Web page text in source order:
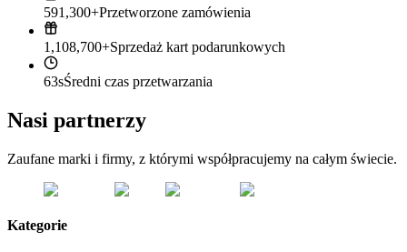
591,300+Przetworzone zamówienia
1,108,700+Sprzedaż kart podarunkowych
63sŚredni czas przetwarzania
Nasi partnerzy
Zaufane marki i firmy, z którymi współpracujemy na całym świecie.
Kategorie